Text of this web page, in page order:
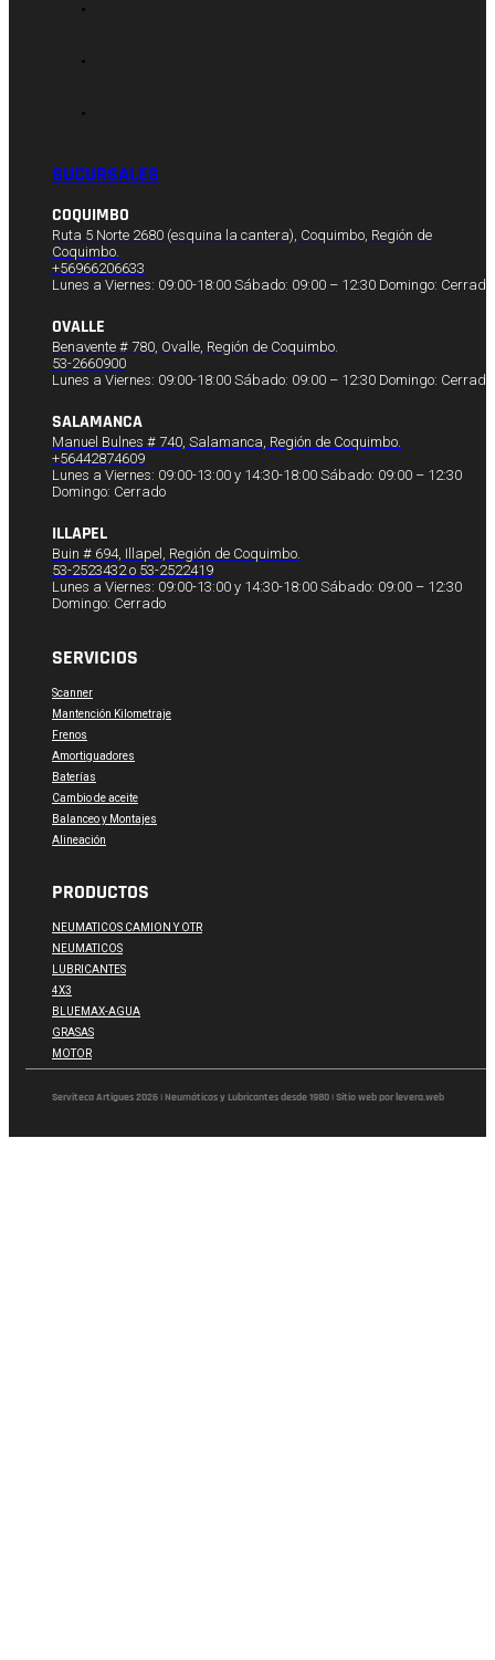
SUCURSALES
COQUIMBO
Ruta 5 Norte 2680 (esquina la cantera), Coquimbo, Región de
Coquimbo.
+56966206633
Lunes a Viernes: 09:00-18:00 Sábado: 09:00 – 12:30 Domingo: Cerrado
OVALLE
Benavente # 780, Ovalle, Región de Coquimbo.
53-2660900
Lunes a Viernes: 09:00-18:00 Sábado: 09:00 – 12:30 Domingo: Cerrado
SALAMANCA
Manuel Bulnes # 740, Salamanca, Región de Coquimbo.
+56442874609
Lunes a Viernes: 09:00-13:00 y 14:30-18:00 Sábado: 09:00 – 12:30
Domingo: Cerrado
ILLAPEL
Buin # 694, Illapel, Región de Coquimbo.
53-2523432 o 53-2522419
Lunes a Viernes: 09:00-13:00 y 14:30-18:00 Sábado: 09:00 – 12:30
Domingo: Cerrado
SERVICIOS
Scanner
Mantención Kilometraje
Frenos
Amortiguadores
Baterías
Cambio de aceite
Balanceo y Montajes
Alineación
PRODUCTOS
NEUMATICOS CAMION Y OTR
NEUMATICOS
LUBRICANTES
4X3
BLUEMAX-AGUA
GRASAS
MOTOR
Serviteca Artigues 2026 | Neumáticos y Lubricantes desde 1980 | Sitio web por levera.web